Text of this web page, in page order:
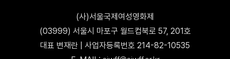
(사)서울국제여성영화제
(03999) 서울시 마포구 월드컵북로 57, 201호
대표 변재란 | 사업자등록번호 214-82-10535